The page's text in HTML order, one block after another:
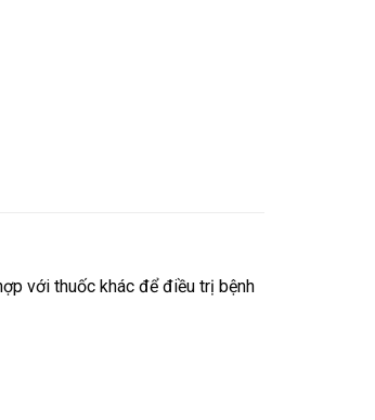
với thuốc khác để điều trị bệnh